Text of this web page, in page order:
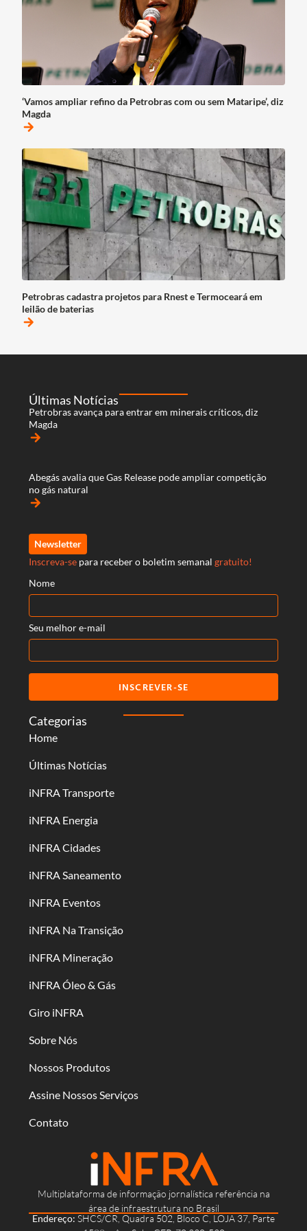
‘Vamos ampliar refino da Petrobras com ou sem Mataripe’, diz
Magda
arrow_forward
Petrobras cadastra projetos para Rnest e Termoceará em
leilão de baterias
arrow_forward
Multiplataforma de informação jornalística referência na
área de infraestrutura no Brasil
Endereço: SHCS/CR, Quadra 502, Bloco C, LOJA 37, Parte
Categorias
Home
Últimas Notícias
iNFRA Transporte
iNFRA Energia
iNFRA Cidades
iNFRA Saneamento
iNFRA Eventos
iNFRA Na Transição
iNFRA Mineração
iNFRA Óleo & Gás
Giro iNFRA
Sobre Nós
Nossos Produtos
Assine Nossos Serviços
Contato
Últimas Notícias
Petrobras avança para entrar em minerais críticos, diz
Magda
arrow_forward
Abegás avalia que Gas Release pode ampliar competição
no gás natural
arrow_forward
Newsletter
Inscreva-se para receber o boletim semanal gratuito!
Nome
Seu melhor e-mail
INSCREVER-SE